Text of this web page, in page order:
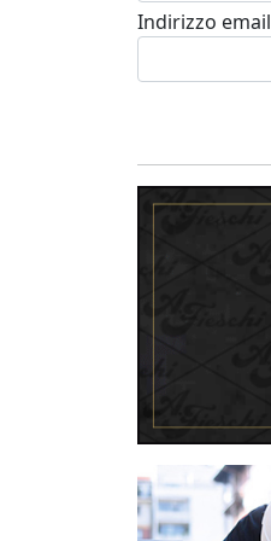
Indirizzo email